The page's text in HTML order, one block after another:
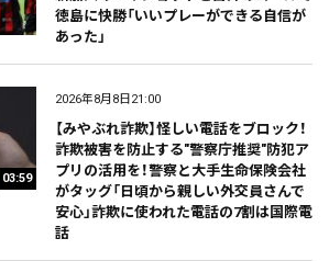
徳島に快勝「いいプレーができる自信が
あった」
03:59
2026年8月8日21:00
【みやぶれ詐欺】怪しい電話をブロック！
詐欺被害を防止する"警察庁推奨"防犯ア
プリの活用を！警察と大手生命保険会社
がタッグ「日頃から親しい外交員さんで
安心」詐欺に使われた電話の7割は国際電
話